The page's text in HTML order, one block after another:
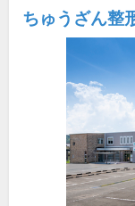
ちゅうざん整